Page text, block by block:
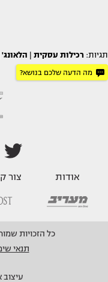
תגיות: רכילות עסקית הלאונג'
מה הדעה שלכם בנושא?
אודות צור
כל הזכויות שמורות © 2014 מעריב
תנאי